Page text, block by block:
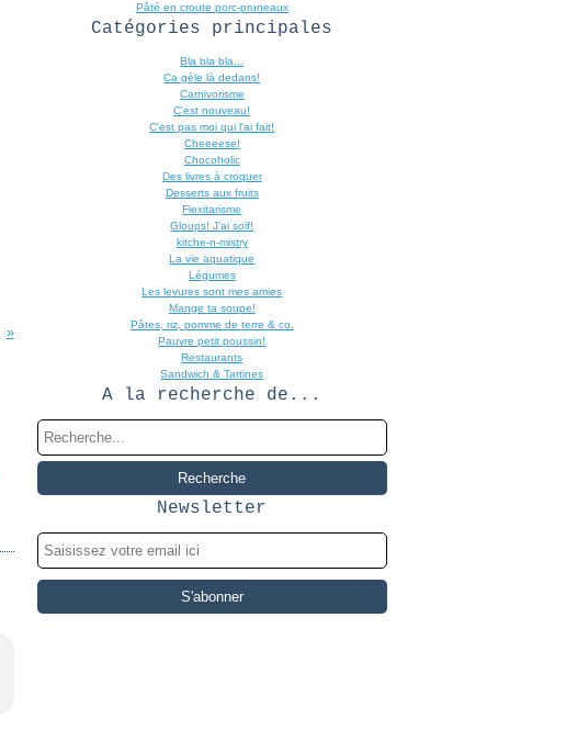
Pâté en croute porc-pruneaux
Catégories principales
Bla bla bla...
Ca gèle là dedans!
Carnivorisme
C'est nouveau!
C'est pas moi qui l'ai fait!
Cheeeese!
Chocoholic
Des livres à croquer
Desserts aux fruits
Flexitarisme
Gloups! J'ai soif!
kitche-n-mistry
La vie aquatique
Légumes
Les levures sont mes amies
Mange ta soupe!
Pâtes, riz, pomme de terre & co.
Pauvre petit poussin!
Restaurants
Sandwich & Tartines
A la recherche de...
Newsletter